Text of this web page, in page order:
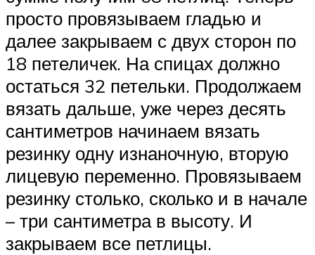
просто провязываем гладью и
далее закрываем с двух сторон по
18 петеличек. На спицах должно
остаться 32 петельки. Продолжаем
вязать дальше, уже через десять
сантиметров начинаем вязать
резинку одну изнаночную, вторую
лицевую переменно. Провязываем
резинку столько, сколько и в начале
– три сантиметра в высоту. И
закрываем все петлицы.